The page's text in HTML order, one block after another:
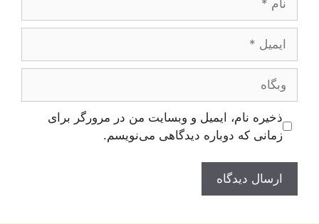
وبگاه
ذخیره نام، ایمیل و وبسایت من در مرورگر برای
زمانی که دوباره دیدگاهی می‌نویسم.